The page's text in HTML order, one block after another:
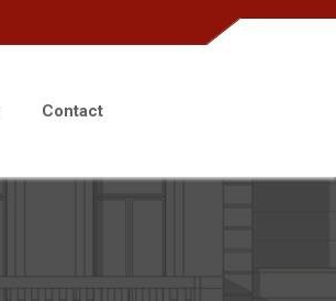
Contact